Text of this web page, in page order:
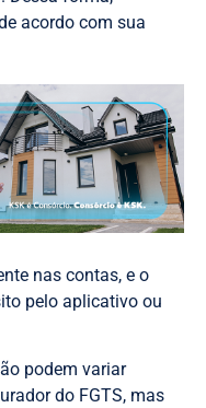
acordo com sua
nas contas, e o
pelo aplicativo ou
podem variar
do FGTS, mas